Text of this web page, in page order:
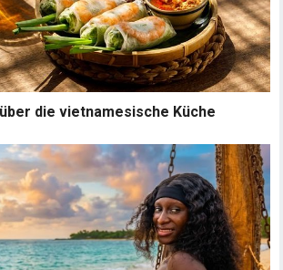
die vietnamesische Küche